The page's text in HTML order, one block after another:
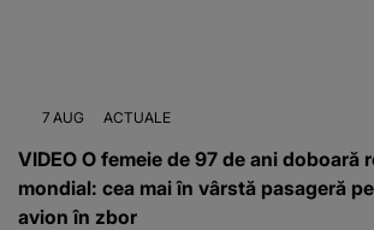
7 AUG ACTUALE
VIDEO O femeie de 97 de ani doboară
mondial: cea mai în vârstă pasageră
avion în zbor